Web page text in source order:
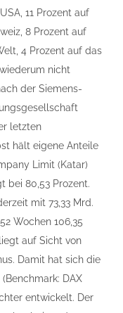
11 Prozent auf
8 Prozent auf
4 Prozent auf das
nicht
der Siemens-
letzten
hält eigene Anteile
Limit (Katar)
bei 80,53 Prozent.
mit 73,33 Mrd.
Wochen 106,35
auf Sicht von
Damit hat sich die
DAX
entwickelt. Der